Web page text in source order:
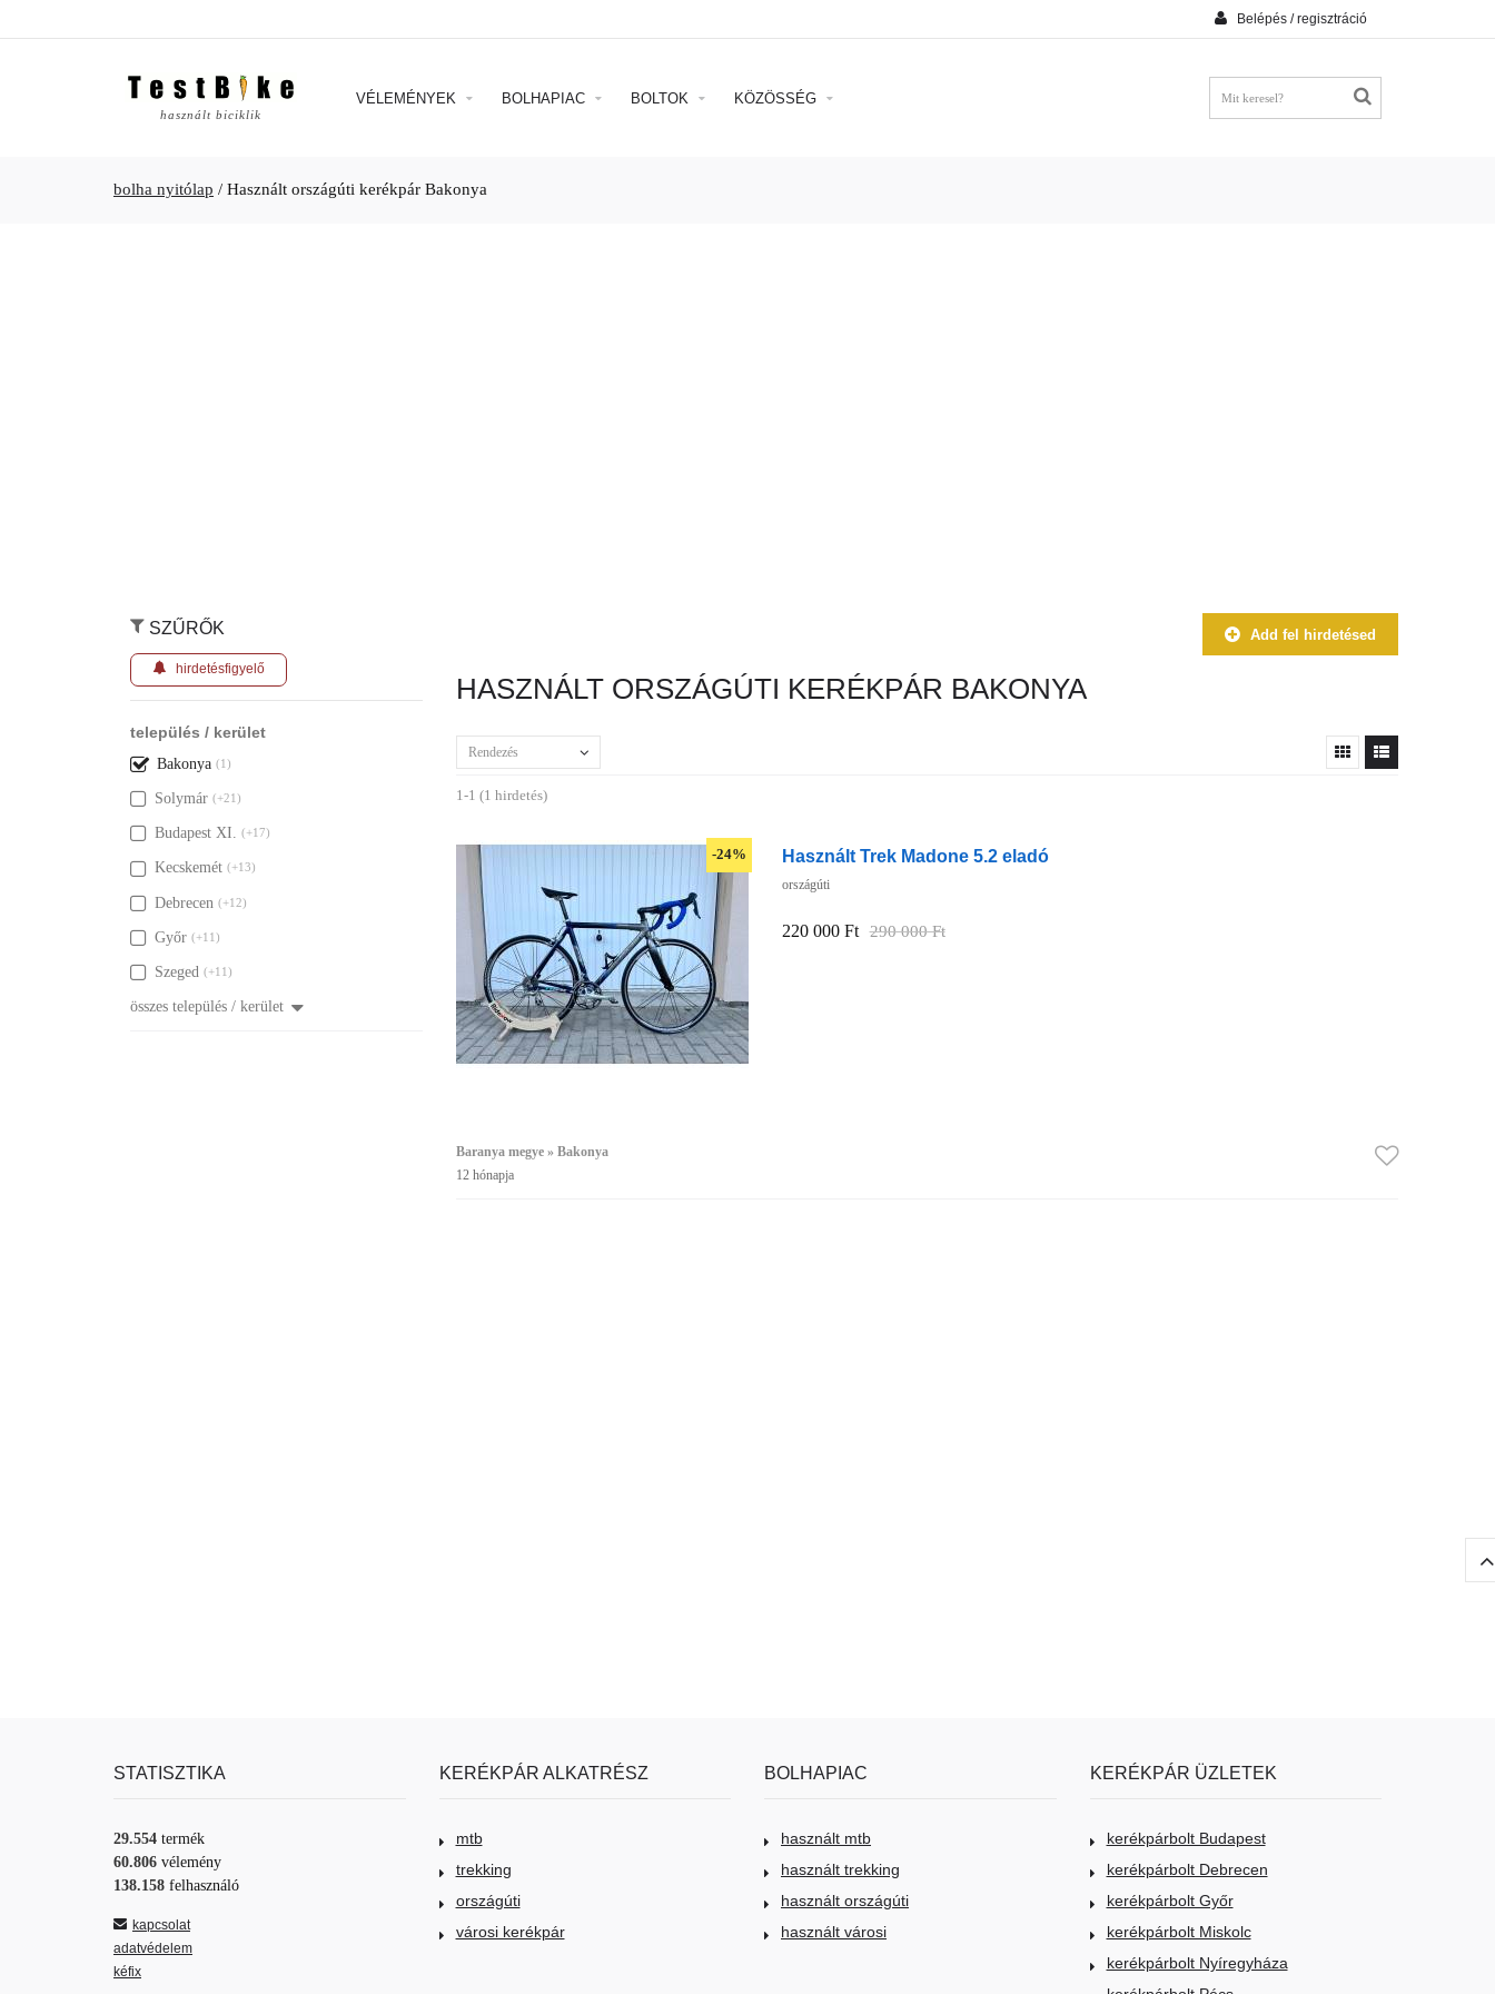
Belépés / regisztráció
használt biciklik
VÉLEMÉNYEK BOLHAPIAC BOLTOK KÖZÖSSÉG
bolha nyitólap / Használt országúti kerékpár Bakonya
SZŰRŐK
hirdetésfigyelő
település / kerület
Bakonya (1)
Solymár (+21)
Budapest XI. (+17)
Kecskemét (+13)
Debrecen (+12)
Győr (+11)
Szeged (+11)
összes település / kerület
Add fel hirdetésed
HASZNÁLT ORSZÁGÚTI KERÉKPÁR BAKONYA
Rendezés
1-1 (1 hirdetés)
-24% Használt Trek Madone 5.2 eladó
országúti
220 000 Ft 290 000 Ft
Baranya megye » Bakonya
12 hónapja
STATISZTIKA
29.554 termék
60.806 vélemény
138.158 felhasználó
kapcsolat
adatvédelem
kéfix
KERÉKPÁR ALKATRÉSZ
mtb
trekking
országúti
városi kerékpár
BOLHAPIAC
használt mtb
használt trekking
használt országúti
használt városi
KERÉKPÁR ÜZLETEK
kerékpárbolt Budapest
kerékpárbolt Debrecen
kerékpárbolt Győr
kerékpárbolt Miskolc
kerékpárbolt Nyíregyháza